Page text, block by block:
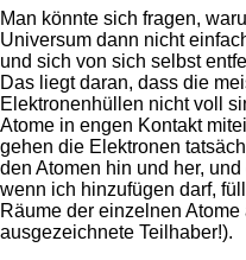
Man könnte sich fragen,
Universum dann nicht
und sich von sich selbst
Das liegt daran, dass die
Elektronenhüllen nicht voll
Atome in engen Kontakt
gehen die Elektronen
den Atomen hin und her,
wenn ich hinzufügen darf,
Räume der einzelnen Atome
ausgezeichnete Teilhaber!).